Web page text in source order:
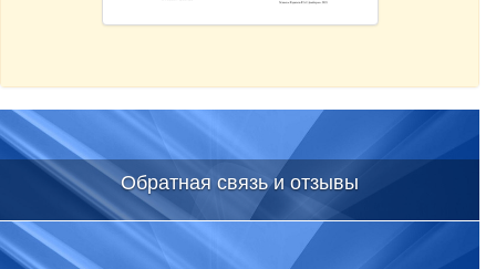
Обратная связь и отзывы